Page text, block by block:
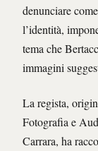
denunciare
l’identità,
tema che
immagini
La regista,
Fotografia e
Carrara, ha